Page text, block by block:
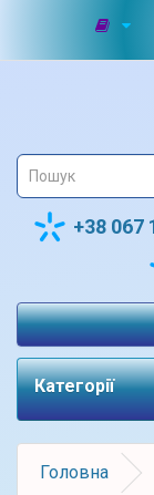
+38 067
Категорії
Головна